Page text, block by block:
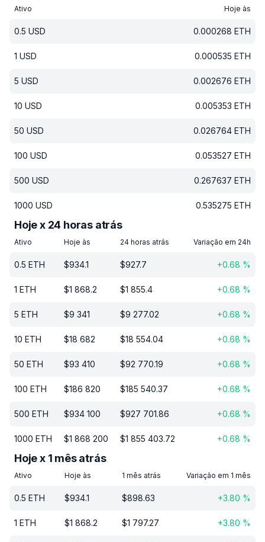
Ativo Hoje às
0.5 USD 0.000268 ETH
1 USD 0.000535 ETH
5 USD 0.002676 ETH
10 USD 0.005353 ETH
50 USD 0.026764 ETH
100 USD 0.053527 ETH
500 USD 0.267637 ETH
1000 USD 0.535275 ETH
Hoje x 24 horas atrás
Ativo Hoje às 24 horas atrás Variação em 24h
0.5 ETH $934.1 $927.7 +0.68 %
1 ETH $1 868.2 $1 855.4 +0.68 %
5 ETH $9 341 $9 277.02 +0.68 %
10 ETH $18 682 $18 554.04 +0.68 %
50 ETH $93 410 $92 770.19 +0.68 %
100 ETH $186 820 $185 540.37 +0.68 %
500 ETH $934 100 $927 701.86 +0.68 %
1000 ETH $1 868 200 $1 855 403.72 +0.68 %
Hoje x 1 mês atrás
Ativo Hoje às 1 mês atrás Variação em 1 mês
0.5 ETH $934.1 $898.63 +3.80 %
1 ETH $1 868.2 $1 797.27 +3.80 %